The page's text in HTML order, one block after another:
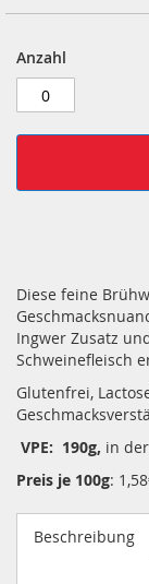
Anzahl
Diese feine
Ingwer Zusatz
Schweinefleisch
Glutenfrei,
VPE: 190g, in
Preis je 100g:
Beschreibung